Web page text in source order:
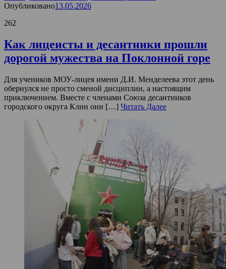
Опубликовано13.05.2026
262
Как лицеисты и десантники прошли
дорогой мужества на Поклонной горе
Для учеников МОУ-лицея имени Д.И. Менделеева этот день
обернулся не просто сменой дисциплин, а настоящим
приключением. Вместе с членами Союза десантников
городского округа Клин они […] Читать Далее